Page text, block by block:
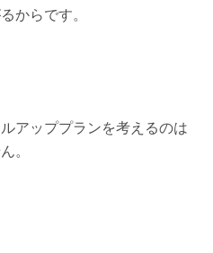
からです。
アッププランを考えるのは
。